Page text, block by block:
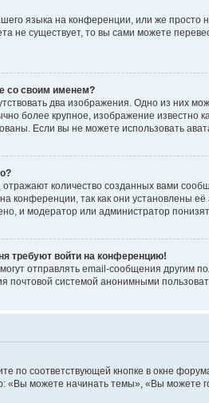
языка на конференции, или же
не существует, то вы сами можете
со своим именем?
два изображения. Одно из них
более крупное, изображение известно
Если вы не можете использовать
количество созданных вами
конференции, так как они установлены
и модератор или администратор
требуют войти на конференцию!
отправлять email-сообщения
почтовой системой анонимными
по соответствующей кнопке в окне
можете начинать темы», «Вы можете